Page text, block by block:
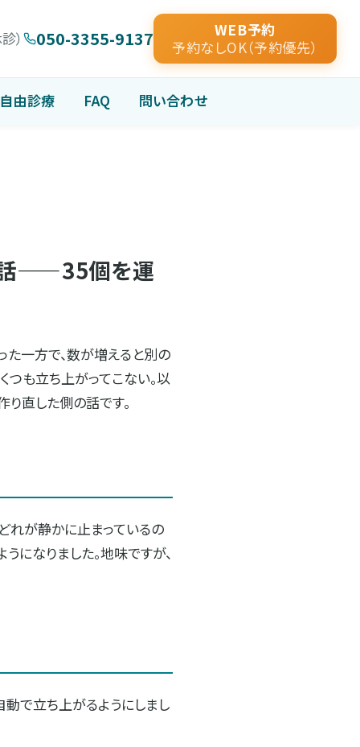
） 050-3355-9137
WEB予約
予約なしOK（予約優先）
由診療 FAQ 問い合わせ
話——35個を運
一方で、数が増えると別の
つも立ち上がってこない。以
直した側の話です。
れが静かに止まっているの
になりました。地味ですが、
で立ち上がるようにしまし